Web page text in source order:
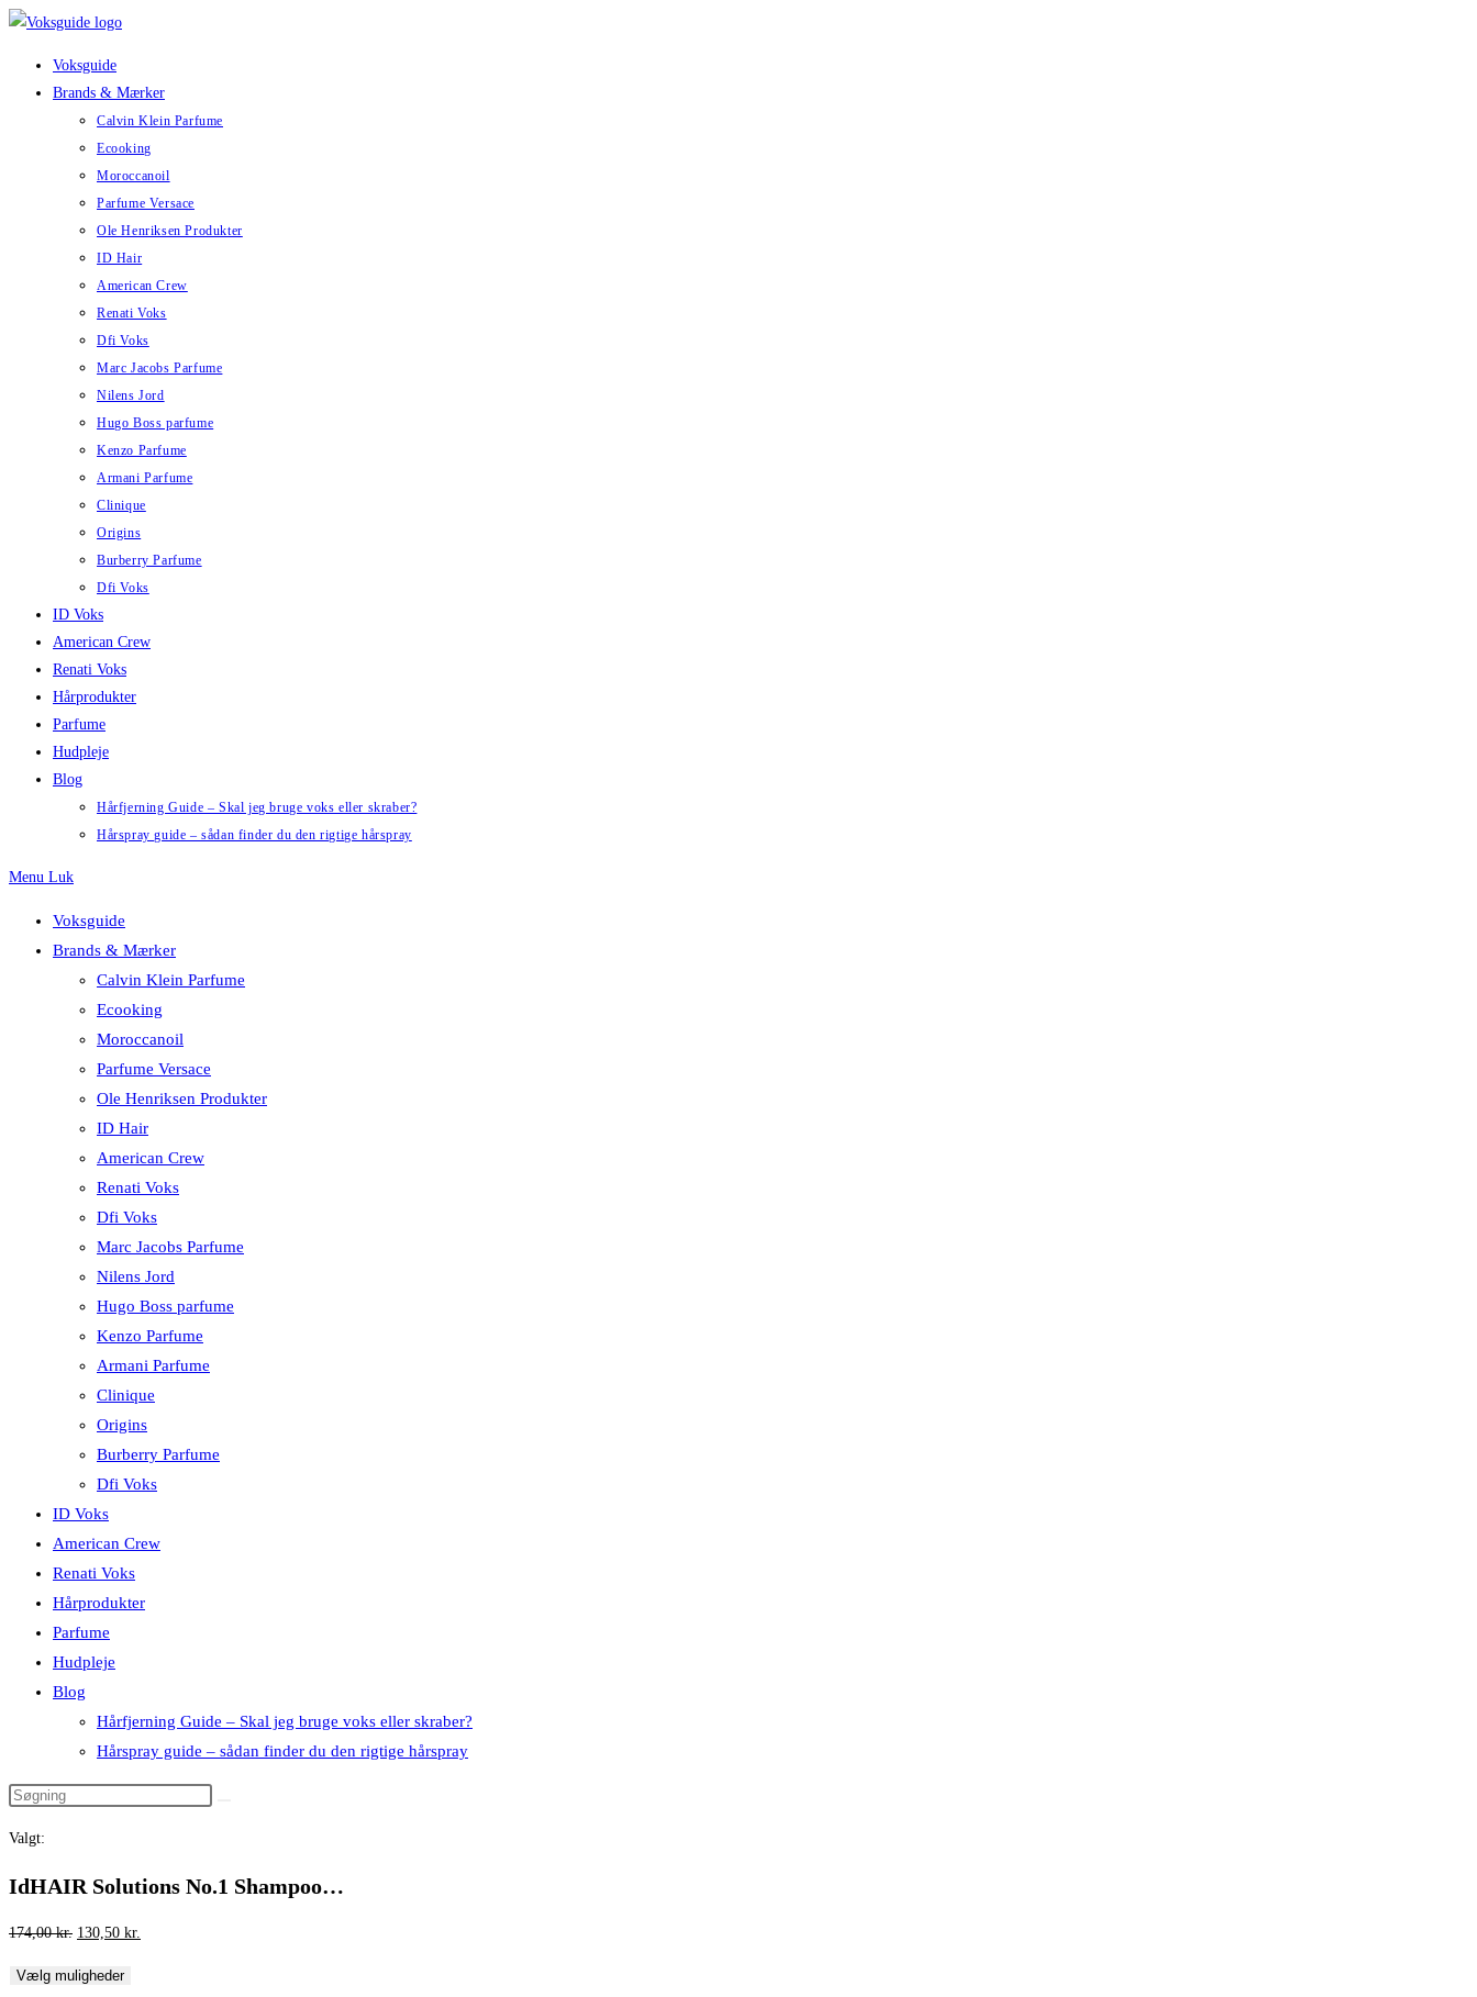
Skip
Voksguide
Brands & Mærker
Calvin Klein Parfume
Ecooking
Moroccanoil
Parfume Versace
Ole Henriksen Produkter
ID Hair
American Crew
Renati Voks
Dfi Voks
Marc Jacobs Parfume
Nilens Jord
Hugo Boss parfume
Kenzo Parfume
Armani Parfume
Clinique
Origins
Burberry Parfume
Dfi Voks
ID Voks
American Crew
Renati Voks
Hårprodukter
Parfume
Hudpleje
Blog
Hårfjerning Guide – Skal jeg bruge voks eller skraber?
Hårspray guide – sådan finder du den rigtige hårspray
Menu Luk
Voksguide
Brands & Mærker
Calvin Klein Parfume
Ecooking
Moroccanoil
Parfume Versace
Ole Henriksen Produkter
ID Hair
American Crew
Renati Voks
Dfi Voks
Marc Jacobs Parfume
Nilens Jord
Hugo Boss parfume
Kenzo Parfume
Armani Parfume
Clinique
Origins
Burberry Parfume
Dfi Voks
ID Voks
American Crew
Renati Voks
Hårprodukter
Parfume
Hudpleje
Blog
Hårfjerning Guide – Skal jeg bruge voks eller skraber?
Hårspray guide – sådan finder du den rigtige hårspray
Valgt:
IdHAIR Solutions No.1 Shampoo…
174,00kr. Den
pris
130,50 kr.
Vælg muligheder